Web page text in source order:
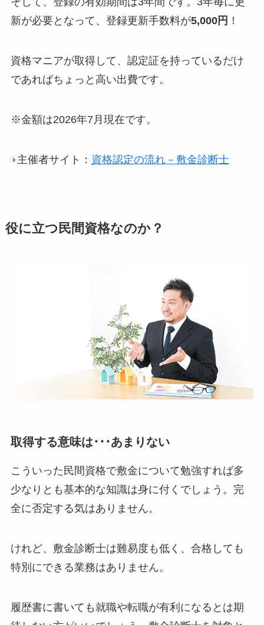
新が必要となって、登録更新手数料が5,000円 ！
資格マニアが取得して、認定証を持っているだけ
であればちょっと高い出費です。
※金額は2026年7月現在です。
主催者サイト： 資格認定の流れ－敷金診断士
役に立つ民間資格なのか？
取得する意味は･･･あまりない
こういった民間資格で敷金について勉強すれば多
少なりとも基本的な知識は身に付くでしょう。完
全に否定する気はありません。
けれど、敷金診断士は難易度も低く、合格しても
特別にできる業務はありません。
履歴書に書いても就職や転職が有利になるとは期